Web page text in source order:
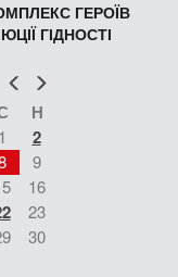
ГЕРОЇВ
ГІДНОСТІ
Попер
Н
1 2
9
16
23
30